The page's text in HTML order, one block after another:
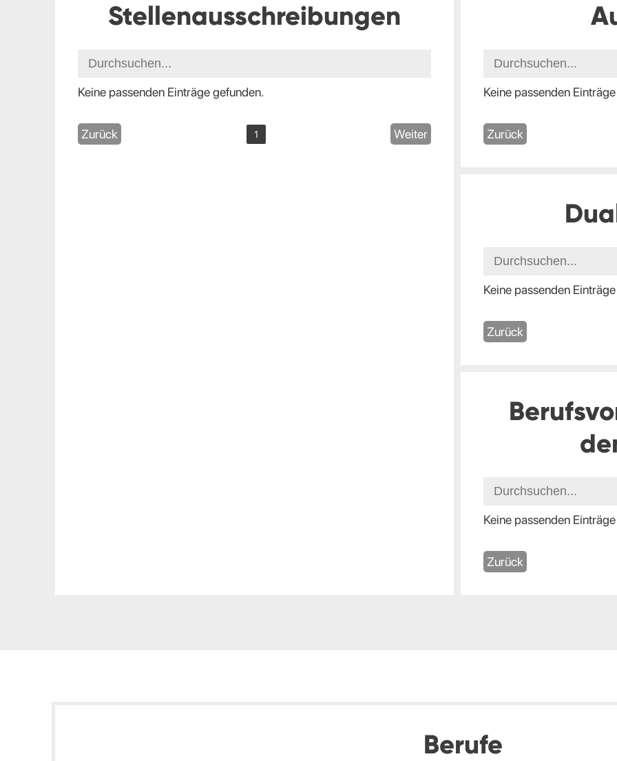
Stellenausschreibungen
Keine passenden Einträge gefunden.
Zurück 1 Weiter
Keine passenden
Zurück
Keine passenden
Zurück
Keine passenden
Zurück
Berufe